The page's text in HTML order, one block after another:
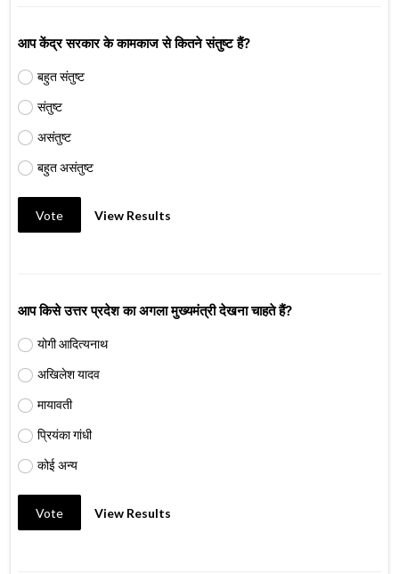
आप केंद्र सरकार के कामकाज से कितने संतुष्ट हैं?
बहुत संतुष्ट
संतुष्ट
असंतुष्ट
बहुत असंतुष्ट
Vote View Results
आप किसे उत्तर प्रदेश का अगला मुख्यमंत्री देखना चाहते हैं?
योगी आदित्यनाथ
अखिलेश यादव
मायावती
प्रियंका गांधी
कोई अन्य
Vote View Results